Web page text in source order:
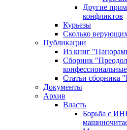
Другие
конфликтов
Курьезы
Сколько
Публикации
Из книг
Сборник
Статьи сборника
Документы
Архив
Власть
Борьба с